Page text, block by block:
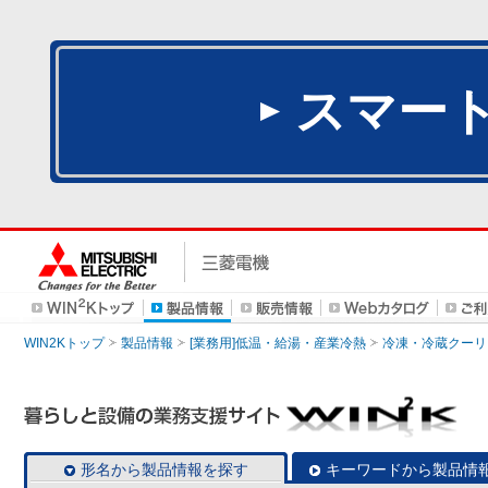
スマー
WIN2Kトップ 製品情報 [業務用]低温・給湯・産業冷熱 冷凍・冷蔵クー
形名から製品情報を探す キーワードから製品情